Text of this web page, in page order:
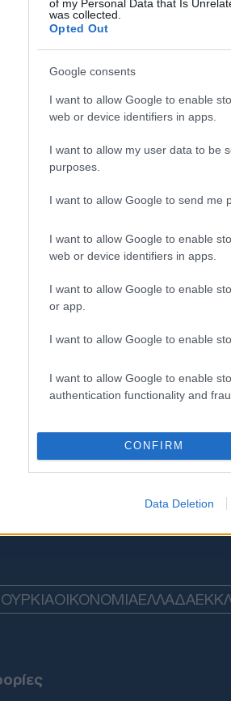
of my Personal Data that Is
was collected.
Opted Out
Google consents
I want to allow Google to enable
web or device identifiers in apps.
I want to allow my user data to be
purposes.
I want to allow Google to send me
I want to allow Google to enable
web or device identifiers in apps.
I want to allow Google to enable
or app.
I want to allow Google to enable
I want to allow Google to enable
authentication functionality and
CONFIRM
Data Deletion
ΟΙΚΟΝΟΜΙΑΕΛΛΑΔΑ